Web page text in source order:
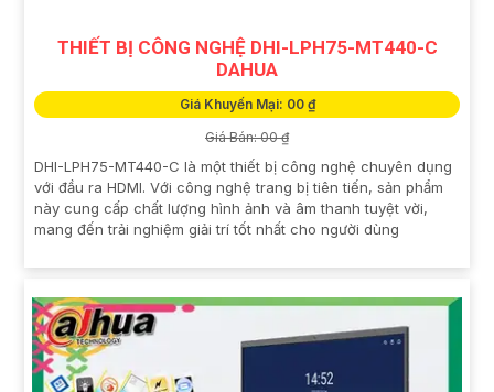
THIẾT BỊ CÔNG NGHỆ DHI-LPH75-MT440-C
DAHUA
Giá Khuyến Mại: 00 ₫
Giá Bán: 00 ₫
DHI-LPH75-MT440-C là một thiết bị công nghệ chuyên dụng
với đầu ra HDMI. Với công nghệ trang bị tiên tiến, sản phẩm
này cung cấp chất lượng hình ảnh và âm thanh tuyệt vời,
mang đến trải nghiệm giải trí tốt nhất cho người dùng